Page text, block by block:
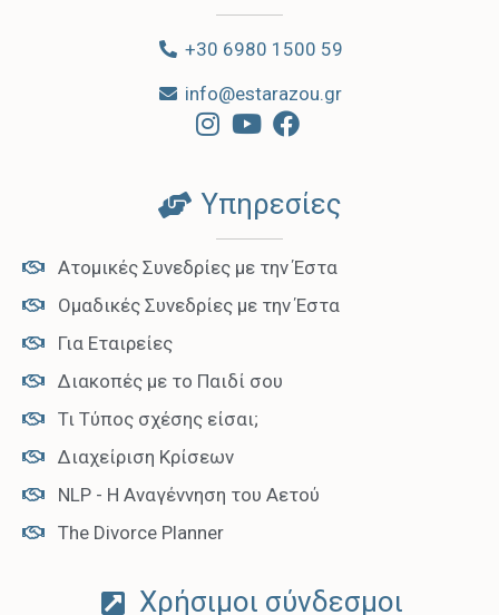
+30 6980 1500 59
info@estarazou.gr
Υπηρεσίες
Ατομικές Συνεδρίες με την Έστα
Ομαδικές Συνεδρίες με την Έστα
Για Εταιρείες
Διακοπές με το Παιδί σου
Τι Τύπος σχέσης είσαι;
Διαχείριση Κρίσεων
NLP - Η Αναγέννηση του Αετού
The Divorce Planner
Χρήσιμοι σύνδεσμοι